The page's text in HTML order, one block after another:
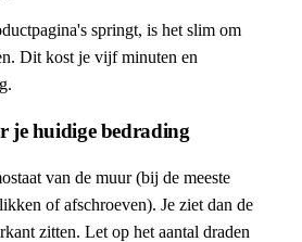
springt, is het slim om
Dit kost je vijf minuten en
je huidige bedrading
van de muur (bij de meeste
of afschroeven). Je ziet dan de
zitten. Let op het aantal draden